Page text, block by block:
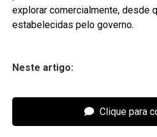
explorar comercialmente, desde
estabelecidas pelo governo.
Neste artigo:
Clique para